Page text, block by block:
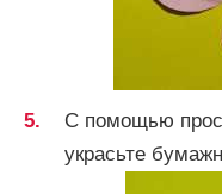
С помощью
украсьте